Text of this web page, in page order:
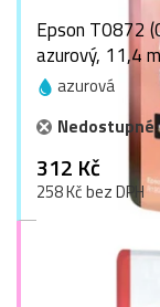
Epson T0872
azurový, 11,4
azurová
Nedostupné
312 Kč
258 Kč bez DPH